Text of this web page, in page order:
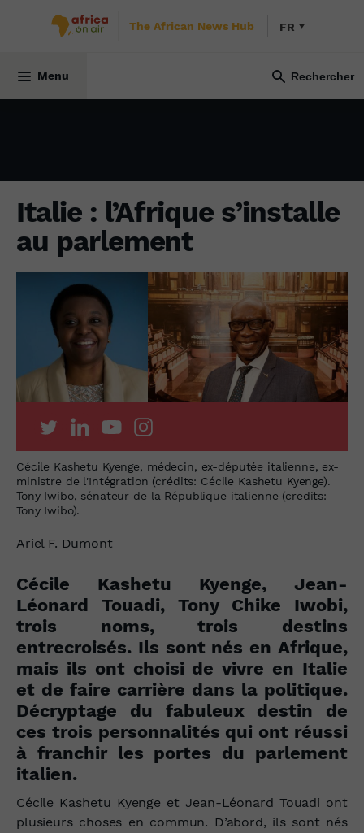
The African News Hub FR
Menu
Italie : l’Afrique s’installe
au parlement
Cécile Kashetu Kyenge, médecin, ex-députée italienne, ex-
ministre de l'Intégration (crédits: Cécile Kashetu Kyenge).
Tony Iwibo, sénateur de la République italienne (credits:
Tony Iwibo).
Ariel F. Dumont
Cécile Kashetu Kyenge, Jean-
Léonard Touadi, Tony Chike Iwobi,
trois noms, trois destins
entrecroisés. Ils sont nés en Afrique,
mais ils ont choisi de vivre en Italie
et de faire carrière dans la politique.
Décryptage du fabuleux destin de
ces trois personnalités qui ont réussi
à franchir les portes du parlement
italien.
Cécile Kashetu Kyenge et Jean-Léonard Touadi ont
plusieurs choses en commun. D’abord, ils sont nés